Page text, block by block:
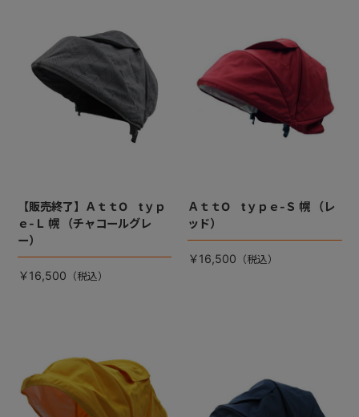
【販売終了】ＡｔｔO tｙｐ
ｅ-Ｌ 幌 （チャコールグレ
ー）
￥16,500
ＡｔｔO tｙｐｅ-Ｓ 幌 （レ
ッド）
￥16,500